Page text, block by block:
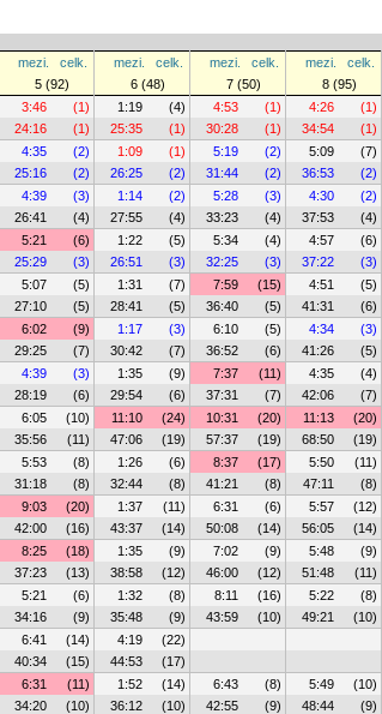
mezi. celk. mezi. celk. mezi. celk. mezi. celk.
5 (92) 6 (48) 7 (50) 8 (95)
3:46 (1) 1:19 (4) 4:53 (1) 4:26 (1)
24:16 (1) 25:35 (1) 30:28 (1) 34:54 (1)
4:35 (2) 1:09 (1) 5:19 (2) 5:09 (7)
25:16 (2) 26:25 (2) 31:44 (2) 36:53 (2)
4:39 (3) 1:14 (2) 5:28 (3) 4:30 (2)
26:41 (4) 27:55 (4) 33:23 (4) 37:53 (4)
5:21 (6) 1:22 (5) 5:34 (4) 4:57 (6)
25:29 (3) 26:51 (3) 32:25 (3) 37:22 (3)
5:07 (5) 1:31 (7) 7:59 (15) 4:51 (5)
27:10 (5) 28:41 (5) 36:40 (5) 41:31 (6)
6:02 (9) 1:17 (3) 6:10 (5) 4:34 (3)
29:25 (7) 30:42 (7) 36:52 (6) 41:26 (5)
4:39 (3) 1:35 (9) 7:37 (11) 4:35 (4)
28:19 (6) 29:54 (6) 37:31 (7) 42:06 (7)
6:05 (10) 11:10 (24) 10:31 (20) 11:13 (20)
35:56 (11) 47:06 (19) 57:37 (19) 68:50 (19)
5:53 (8) 1:26 (6) 8:37 (17) 5:50 (11)
31:18 (8) 32:44 (8) 41:21 (8) 47:11 (8)
9:03 (20) 1:37 (11) 6:31 (6) 5:57 (12)
42:00 (16) 43:37 (14) 50:08 (14) 56:05 (14)
8:25 (18) 1:35 (9) 7:02 (9) 5:48 (9)
37:23 (13) 38:58 (12) 46:00 (12) 51:48 (11)
5:21 (6) 1:32 (8) 8:11 (16) 5:22 (8)
34:16 (9) 35:48 (9) 43:59 (10) 49:21 (10)
6:41 (14) 4:19 (22)
40:34 (15) 44:53 (17)
6:31 (11) 1:52 (14) 6:43 (8) 5:49 (10)
34:20 (10) 36:12 (10) 42:55 (9) 48:44 (9)